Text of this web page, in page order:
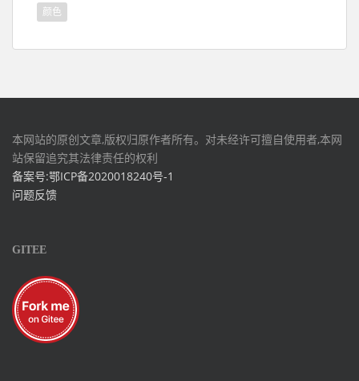
颜色
本网站的原创文章,版权归原作者所有。对未经许可擅自使用者,本网
站保留追究其法律责任的权利
备案号:鄂ICP备2020018240号-1
问题反馈
GITEE